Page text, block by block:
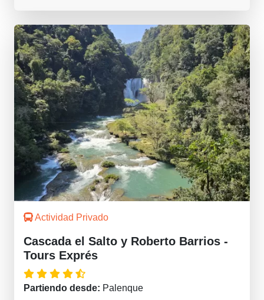
Actividad Privado
Cascada el Salto y Roberto Barrios -
Tours Exprés
Partiendo desde: Palenque